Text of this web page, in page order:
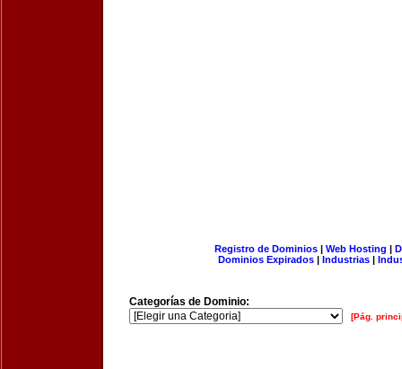
Registro de Dominios| Web Hosting |
Dominios Expirados | Industrias |
Categorías de Dominio:
[Pág.